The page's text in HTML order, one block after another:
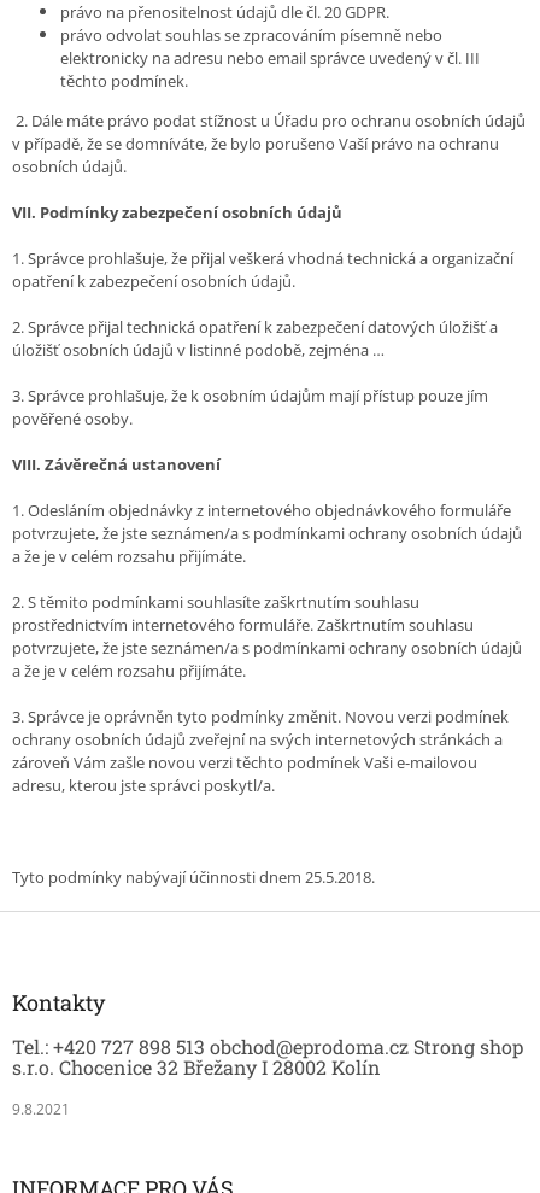
právo na přenositelnost údajů dle čl. 20 GDPR.
právo odvolat souhlas se zpracováním písemně nebo
elektronicky na adresu nebo email správce uvedený v čl. III
těchto podmínek.
2. Dále máte právo podat stížnost u Úřadu pro ochranu osobních údajů
v případě, že se domníváte, že bylo porušeno Vaší právo na ochranu
osobních údajů.
VII. Podmínky zabezpečení osobních údajů
1. Správce prohlašuje, že přijal veškerá vhodná technická a organizační
opatření k zabezpečení osobních údajů.
2. Správce přijal technická opatření k zabezpečení datových úložišť a
úložišť osobních údajů v listinné podobě, zejména …
3. Správce prohlašuje, že k osobním údajům mají přístup pouze jím
pověřené osoby.
VIII. Závěrečná ustanovení
1. Odesláním objednávky z internetového objednávkového formuláře
potvrzujete, že jste seznámen/a s podmínkami ochrany osobních údajů
a že je v celém rozsahu přijímáte.
2. S těmito podmínkami souhlasíte zaškrtnutím souhlasu
prostřednictvím internetového formuláře. Zaškrtnutím souhlasu
potvrzujete, že jste seznámen/a s podmínkami ochrany osobních údajů
a že je v celém rozsahu přijímáte.
3. Správce je oprávněn tyto podmínky změnit. Novou verzi podmínek
ochrany osobních údajů zveřejní na svých internetových stránkách a
zároveň Vám zašle novou verzi těchto podmínek Vaši e-mailovou
adresu, kterou jste správci poskytl/a.
Tyto podmínky nabývají účinnosti dnem 25.5.2018.
Z
Kontakty
Tel.: +420 727 898 513 obchod@eprodoma.cz Strong shop
s.r.o. Chocenice 32 Břežany I 28002 Kolín
9.8.2021